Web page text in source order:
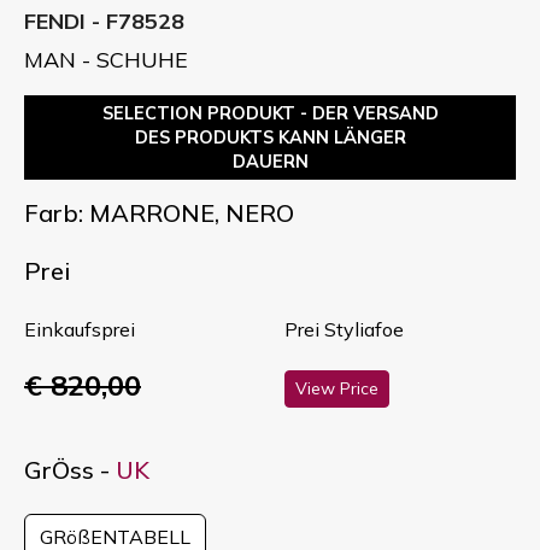
FENDI - F78528
MAN - SCHUHE
SELECTION PRODUKT - DER VERSAND
DES PRODUKTS KANN LÄNGER
DAUERN
Farb: MARRONE, NERO
Prei
Einkaufsprei
€ 820,00
Prei Styliafoe
View Price
GrÖss - UK
GRößENTABELL